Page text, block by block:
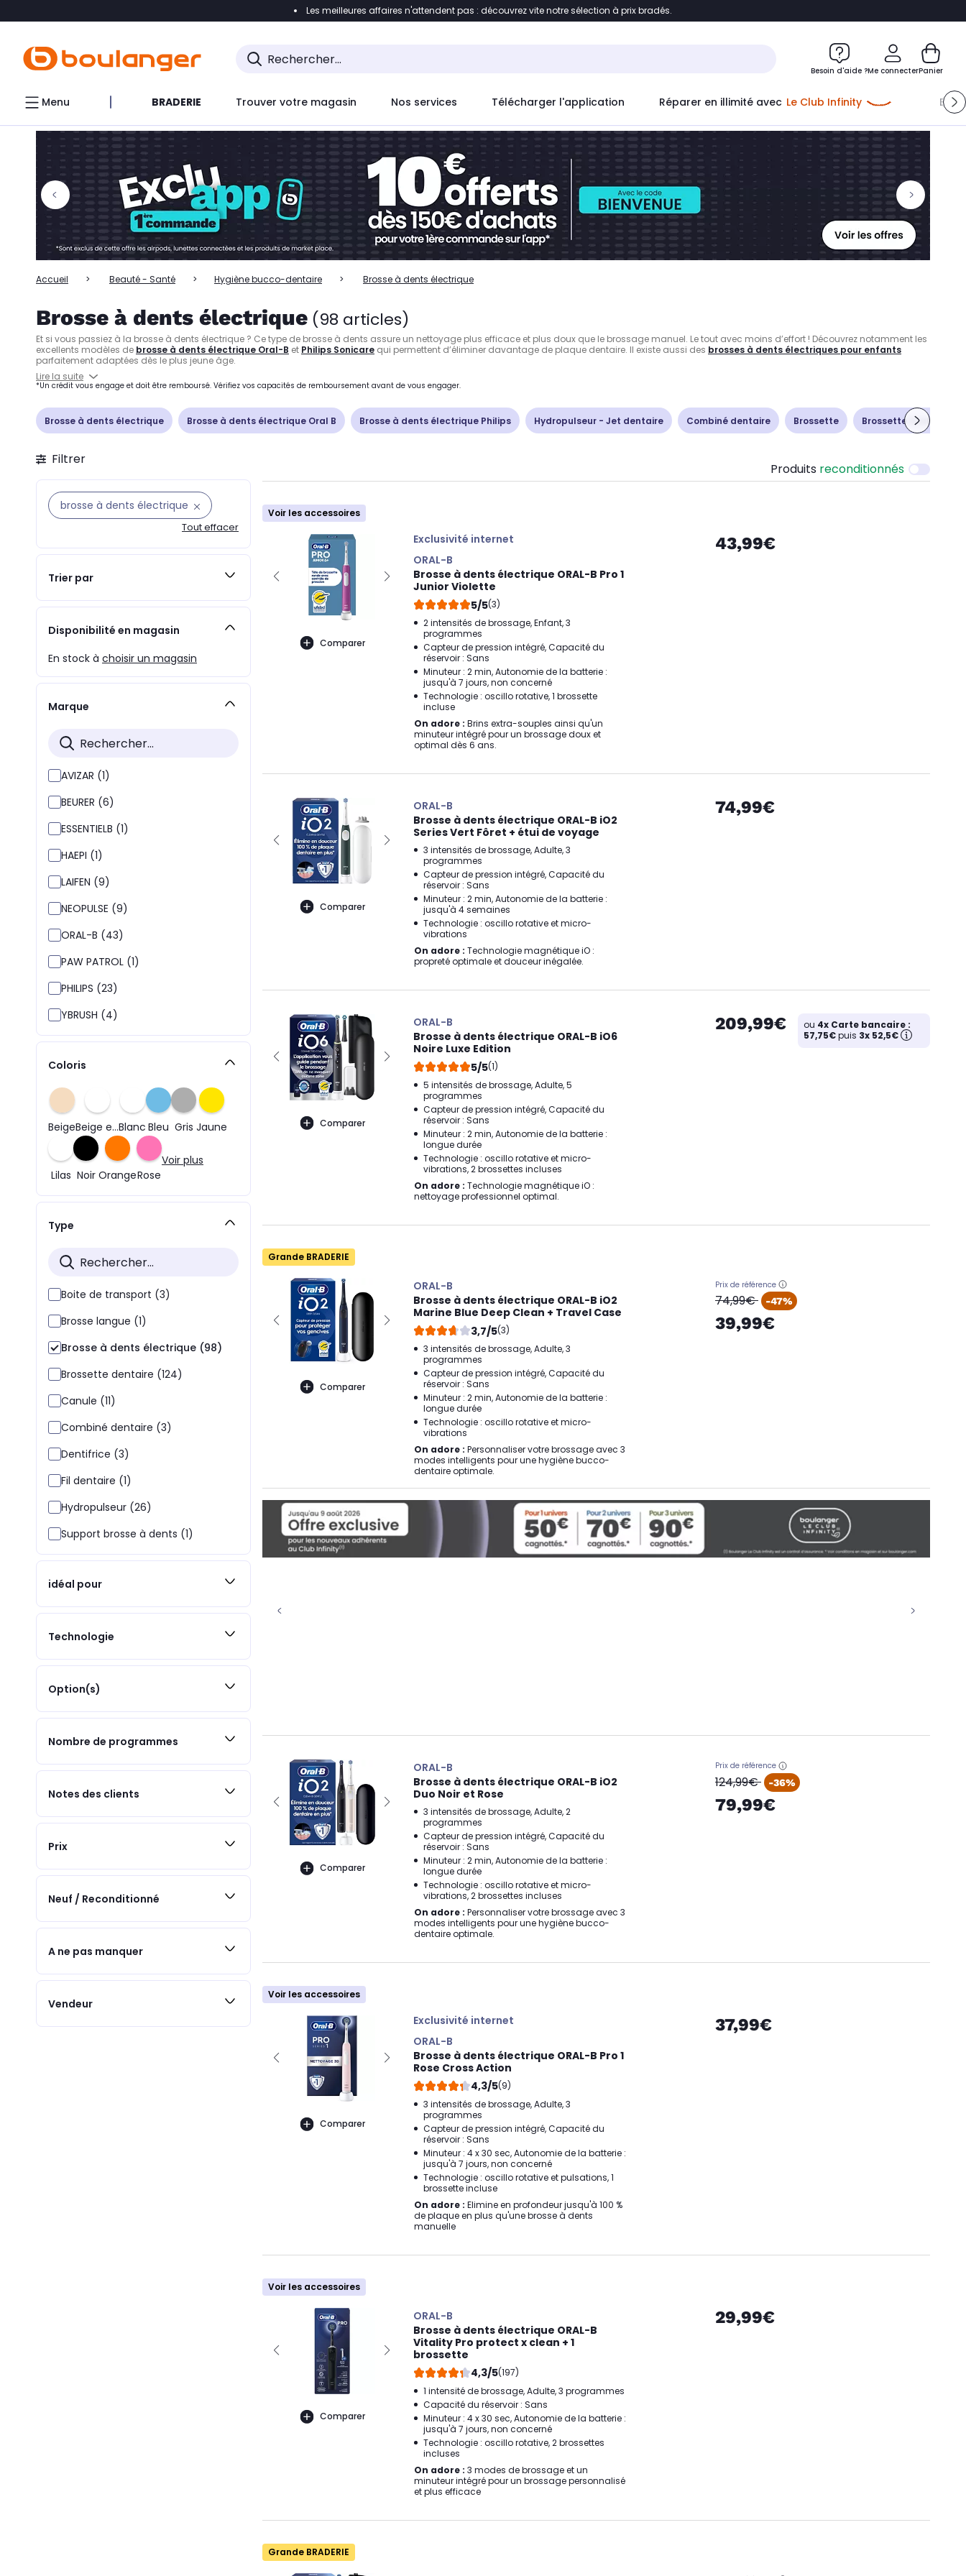
Accéder directement à la liste des produits Accéder directement au contenu
Accéder directement au chatbot
Les meilleures affaires n'attendent pas : découvrez vite notre sélection à prix bradés.
Besoin d'aide ?Me connecterPanier
Menu BRADERIE Trouver votre magasin Nos services Télécharger l'application Réparer en illimité avec Le Club Infinity
Accueil Beauté - Santé Hygiène bucco-dentaire Brosse à dents électrique
Brosse à dents électrique (98 articles)
Et si vous passiez à la brosse à dents électrique ? Ce type de brosse à dents assure un nettoyage plus efficace et plus doux que le brossage manuel. Le tout avec moins d’effort ! Découvrez notamment les
excellents modèles de brosse à dents électrique Oral-B et Philips Sonicare qui permettent d’éliminer davantage de plaque dentaire. Il existe aussi des brosses à dents électriques pour enfants
parfaitement adaptées dès le plus jeune âge.
Lire la suite
*Un crédit vous engage et doit être remboursé. Vérifiez vos capacités de remboursement avant de vous engager.
Brosse à dents électrique Brosse à dents électrique Oral B Brosse à dents électrique Philips Hydropulseur - Jet dentaire Combiné dentaire Brossette Brossette Oral B
Filtrer
brosse à dents électrique
Tout effacer
Trier par
Disponibilité en magasin
En stock à choisir un magasin
Marque
AVIZAR (1)
BEURER (6)
ESSENTIELB (1)
HAEPI (1)
LAIFEN (9)
NEOPULSE (9)
ORAL-B (43)
PAW PATROL (1)
PHILIPS (23)
YBRUSH (4)
Coloris
Beige Beige et grisBlanc Bleu Gris Jaune
Lilas Noir OrangeRose
Voir plus
Type
Boite de transport (3)
Brosse langue (1)
Brosse à dents électrique (98)
Brossette dentaire (124)
Canule (11)
Combiné dentaire (3)
Dentifrice (3)
Fil dentaire (1)
Hydropulseur (26)
Support brosse à dents (1)
idéal pour
Technologie
Option(s)
Nombre de programmes
Notes des clients
Prix
Neuf / Reconditionné
A ne pas manquer
Vendeur
Produits reconditionnés
Voir les accessoires
Comparer
Exclusivité internet
ORAL-B
Brosse à dents électrique ORAL-B Pro 1
Junior Violette
5/5(3)
2 intensités de brossage, Enfant, 3
programmes
Capteur de pression intégré, Capacité du
réservoir : Sans
Minuteur : 2 min, Autonomie de la batterie :
jusqu'à 7 jours, non concerné
Technologie : oscillo rotative, 1 brossette
incluse
On adore : Brins extra-souples ainsi qu'un
minuteur intégré pour un brossage doux et
optimal dès 6 ans.
43,99€
Comparer
ORAL-B
Brosse à dents électrique ORAL-B iO2
Series Vert Fôret + étui de voyage
3 intensités de brossage, Adulte, 3
programmes
Capteur de pression intégré, Capacité du
réservoir : Sans
Minuteur : 2 min, Autonomie de la batterie :
jusqu'à 4 semaines
Technologie : oscillo rotative et micro-
vibrations
On adore : Technologie magnétique iO :
propreté optimale et douceur inégalée.
74,99€
Comparer
ORAL-B
Brosse à dents électrique ORAL-B iO6
Noire Luxe Edition
5/5(1)
5 intensités de brossage, Adulte, 5
programmes
Capteur de pression intégré, Capacité du
réservoir : Sans
Minuteur : 2 min, Autonomie de la batterie :
longue durée
Technologie : oscillo rotative et micro-
vibrations, 2 brossettes incluses
On adore : Technologie magnétique iO :
nettoyage professionnel optimal.
209,99€ ou 4x Carte bancaire :
57,75€puis 3x 52,5€
Grande BRADERIE
Comparer
ORAL-B
Brosse à dents électrique ORAL-B iO2
Marine Blue Deep Clean + Travel Case
3,7/5(3)
3 intensités de brossage, Adulte, 3
programmes
Capteur de pression intégré, Capacité du
réservoir : Sans
Minuteur : 2 min, Autonomie de la batterie :
longue durée
Technologie : oscillo rotative et micro-
vibrations
On adore : Personnaliser votre brossage avec 3
modes intelligents pour une hygiène bucco-
dentaire optimale.
Prix de référence
oldPrice
74,99€ -47%
39,99€
Comparer
ORAL-B
Brosse à dents électrique ORAL-B iO2
Duo Noir et Rose
3 intensités de brossage, Adulte, 2
programmes
Capteur de pression intégré, Capacité du
réservoir : Sans
Minuteur : 2 min, Autonomie de la batterie :
longue durée
Technologie : oscillo rotative et micro-
vibrations, 2 brossettes incluses
On adore : Personnaliser votre brossage avec 3
modes intelligents pour une hygiène bucco-
dentaire optimale.
Prix de référence
oldPrice
124,99€ -36%
79,99€
Voir les accessoires
Comparer
Exclusivité internet
ORAL-B
Brosse à dents électrique ORAL-B Pro 1
Rose Cross Action
4,3/5(9)
3 intensités de brossage, Adulte, 3
programmes
Capteur de pression intégré, Capacité du
réservoir : Sans
Minuteur : 4 x 30 sec, Autonomie de la batterie :
jusqu'à 7 jours, non concerné
Technologie : oscillo rotative et pulsations, 1
brossette incluse
On adore : Elimine en profondeur jusqu'à 100 %
de plaque en plus qu'une brosse à dents
manuelle
37,99€
Voir les accessoires
Comparer
ORAL-B
Brosse à dents électrique ORAL-B
Vitality Pro protect x clean + 1
brossette
4,3/5(197)
1 intensité de brossage, Adulte, 3 programmes
Capacité du réservoir : Sans
Minuteur : 4 x 30 sec, Autonomie de la batterie :
jusqu'à 7 jours, non concerné
Technologie : oscillo rotative, 2 brossettes
incluses
On adore : 3 modes de brossage et un
minuteur intégré pour un brossage personnalisé
et plus efficace
29,99€
Grande BRADERIE